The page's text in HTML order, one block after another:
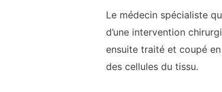
Le médecin spécialiste
d’une intervention
ensuite traité et coupé
des cellules du tissu.